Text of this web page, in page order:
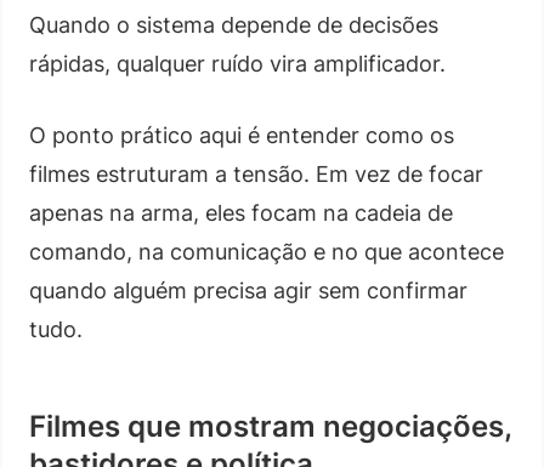
Quando o sistema depende de decisões
rápidas, qualquer ruído vira amplificador.
O ponto prático aqui é entender como os
filmes estruturam a tensão. Em vez de focar
apenas na arma, eles focam na cadeia de
comando, na comunicação e no que acontece
quando alguém precisa agir sem confirmar
tudo.
Filmes que mostram negociações,